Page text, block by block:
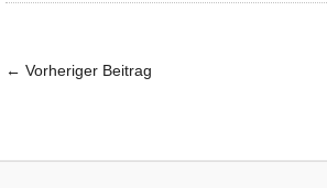
← Vorheriger Beitrag